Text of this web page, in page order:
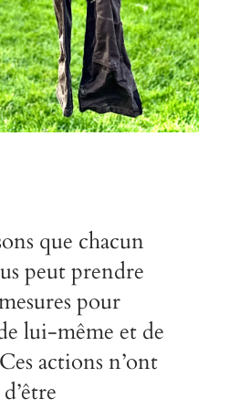
que chacun
peut prendre
pour
lui-même et de
actions n’ont